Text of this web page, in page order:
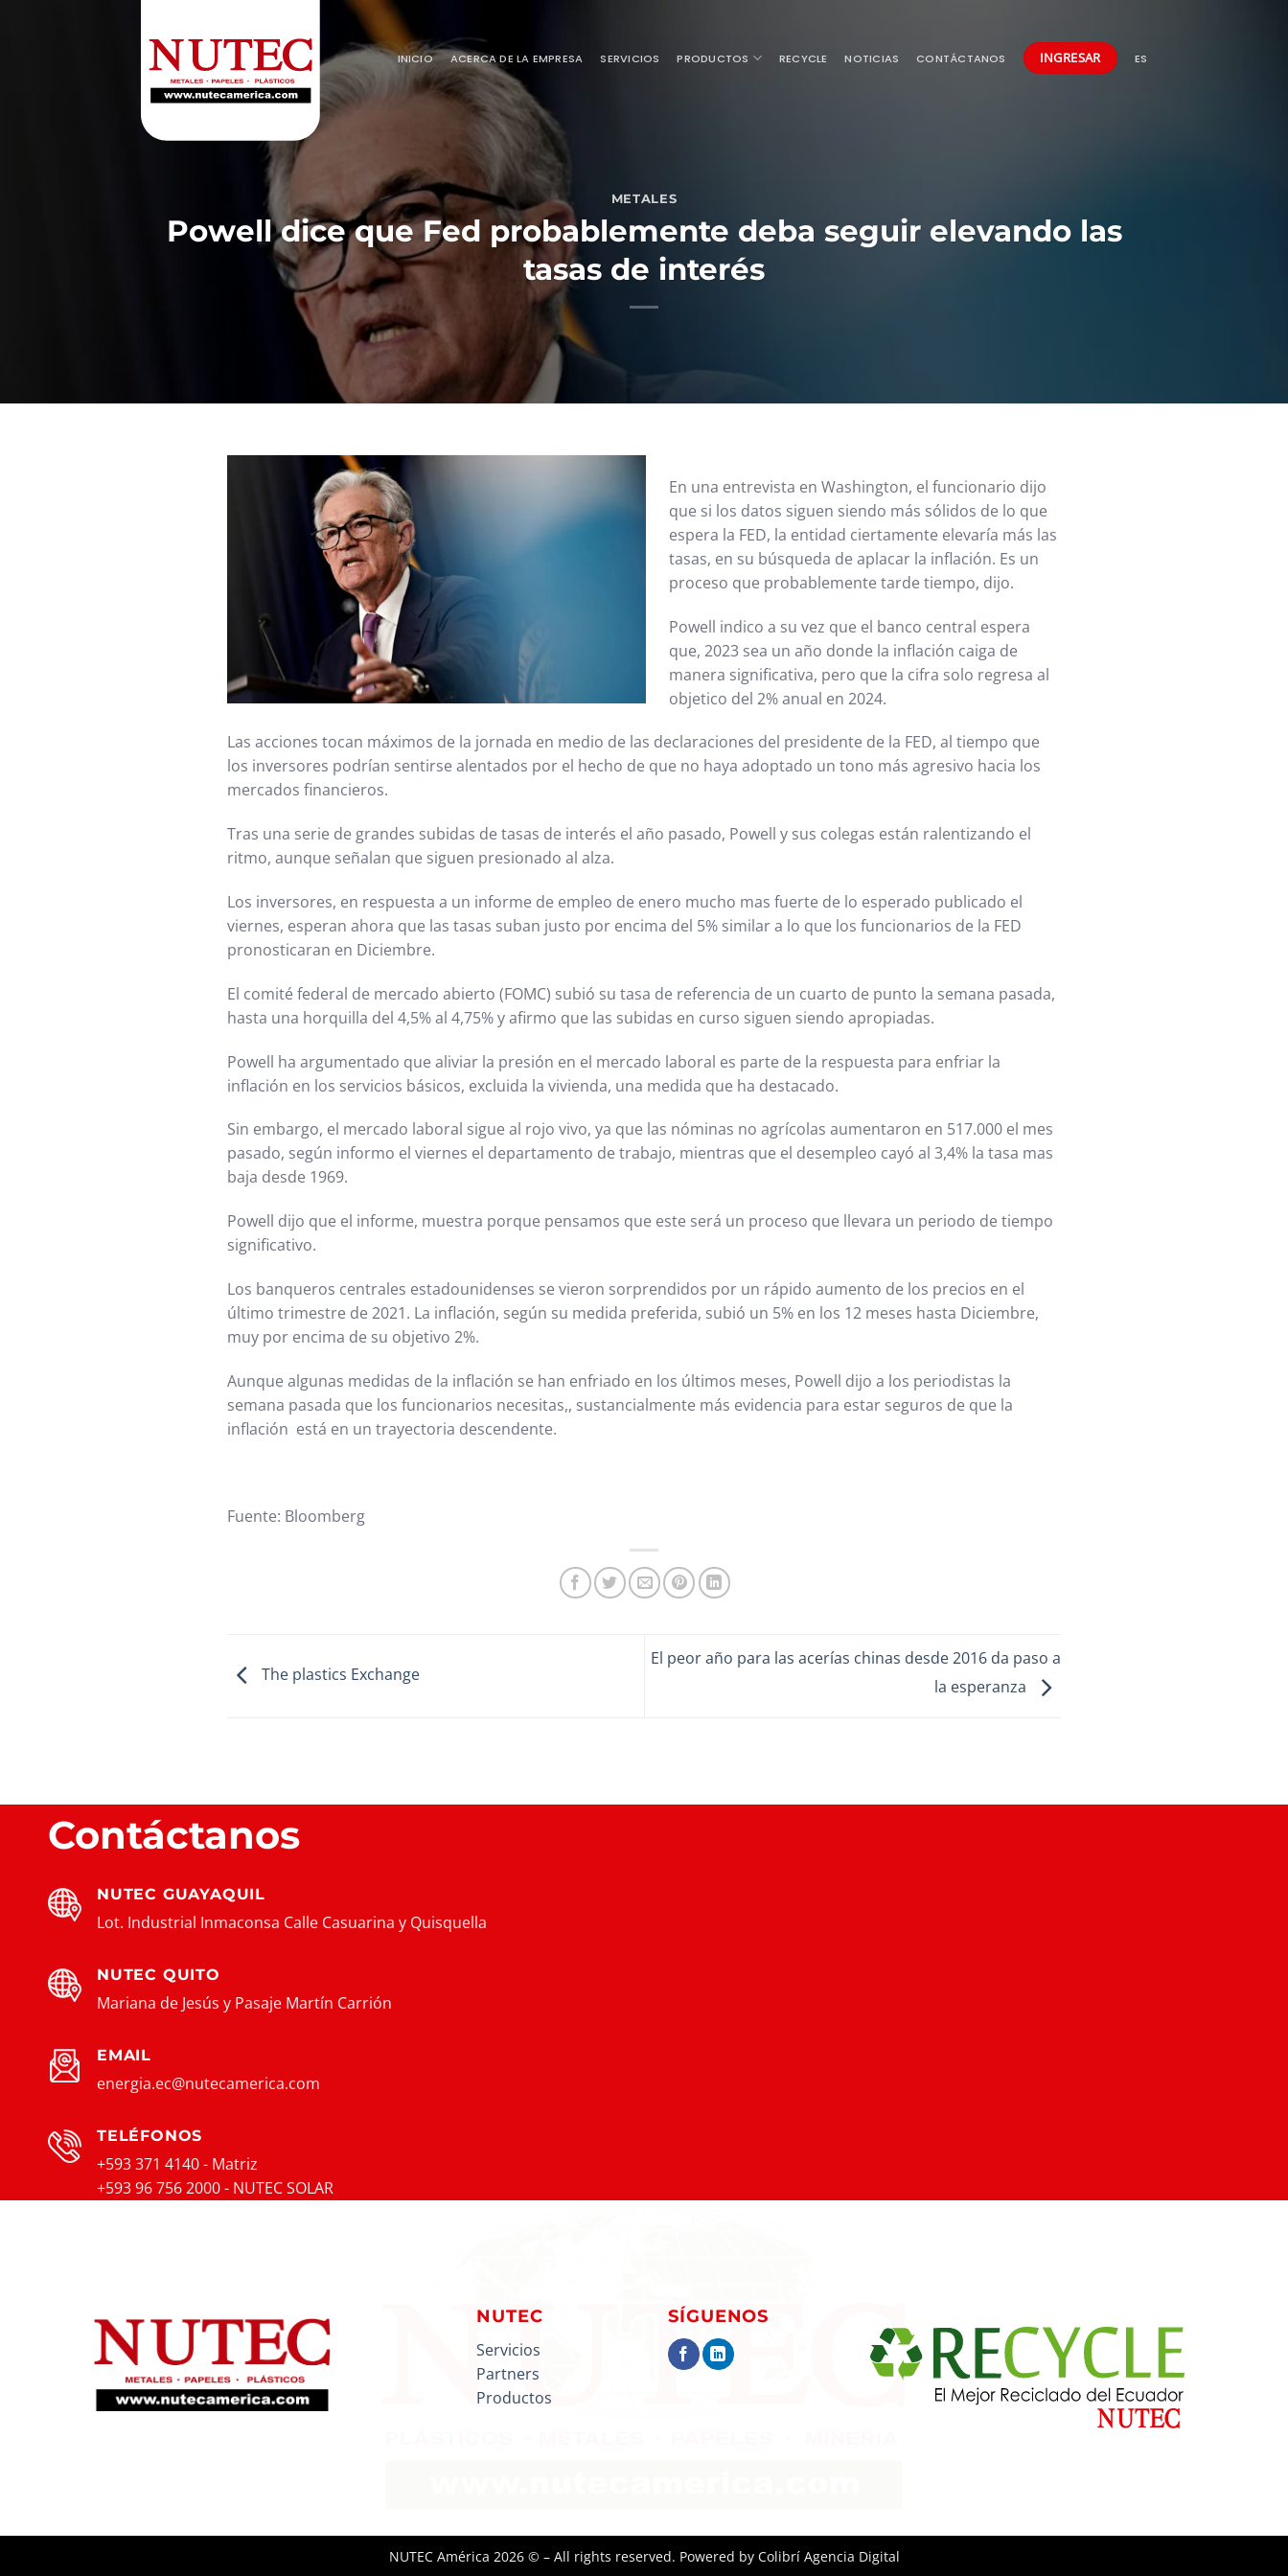
INICIO ACERCA DE LA EMPRESA SERVICIOS PRODUCTOS RECYCLE NOTICIAS CONTÁCTANOS INGRESAR ES
METALES
Powell dice que Fed probablemente deba seguir elevando las
tasas de interés
En una entrevista en Washington, el funcionario dijo
que si los datos siguen siendo más sólidos de lo que
espera la FED, la entidad ciertamente elevaría más las
tasas, en su búsqueda de aplacar la inflación. Es un
proceso que probablemente tarde tiempo, dijo.
Powell indico a su vez que el banco central espera
que, 2023 sea un año donde la inflación caiga de
manera significativa, pero que la cifra solo regresa al
objetico del 2% anual en 2024.
Las acciones tocan máximos de la jornada en medio de las declaraciones del presidente de la FED, al tiempo que
los inversores podrían sentirse alentados por el hecho de que no haya adoptado un tono más agresivo hacia los
mercados financieros.
Tras una serie de grandes subidas de tasas de interés el año pasado, Powell y sus colegas están ralentizando el
ritmo, aunque señalan que siguen presionado al alza.
Los inversores, en respuesta a un informe de empleo de enero mucho mas fuerte de lo esperado publicado el
viernes, esperan ahora que las tasas suban justo por encima del 5% similar a lo que los funcionarios de la FED
pronosticaran en Diciembre.
El comité federal de mercado abierto (FOMC) subió su tasa de referencia de un cuarto de punto la semana pasada,
hasta una horquilla del 4,5% al 4,75% y afirmo que las subidas en curso siguen siendo apropiadas.
Powell ha argumentado que aliviar la presión en el mercado laboral es parte de la respuesta para enfriar la
inflación en los servicios básicos, excluida la vivienda, una medida que ha destacado.
Sin embargo, el mercado laboral sigue al rojo vivo, ya que las nóminas no agrícolas aumentaron en 517.000 el mes
pasado, según informo el viernes el departamento de trabajo, mientras que el desempleo cayó al 3,4% la tasa mas
baja desde 1969.
Powell dijo que el informe, muestra porque pensamos que este será un proceso que llevara un periodo de tiempo
significativo.
Los banqueros centrales estadounidenses se vieron sorprendidos por un rápido aumento de los precios en el
último trimestre de 2021. La inflación, según su medida preferida, subió un 5% en los 12 meses hasta Diciembre,
muy por encima de su objetivo 2%.
Aunque algunas medidas de la inflación se han enfriado en los últimos meses, Powell dijo a los periodistas la
semana pasada que los funcionarios necesitas,, sustancialmente más evidencia para estar seguros de que la
inflación está en un trayectoria descendente.
Fuente: Bloomberg
The plastics Exchange
El peor año para las acerías chinas desde 2016 da paso a
la esperanza
Contáctanos
NUTEC GUAYAQUIL
Lot. Industrial Inmaconsa Calle Casuarina y Quisquella
NUTEC QUITO
Mariana de Jesús y Pasaje Martín Carrión
EMAIL
energia.ec@nutecamerica.com
TELÉFONOS
+593 371 4140 - Matriz
+593 96 756 2000 - NUTEC SOLAR
NUTEC
Servicios
Partners
Productos
SÍGUENOS
NUTEC América 2026 © – All rights reserved. Powered by Colibrí Agencia Digital